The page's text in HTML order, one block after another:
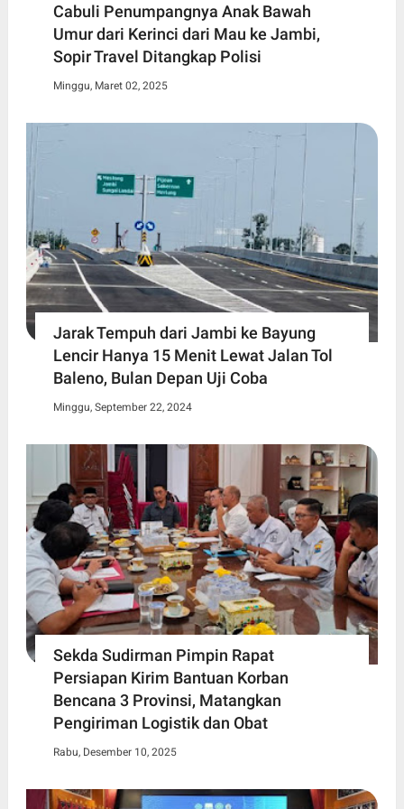
Cabuli Penumpangnya Anak Bawah
Umur dari Kerinci dari Mau ke Jambi,
Sopir Travel Ditangkap Polisi
Minggu, Maret 02, 2025
Jarak Tempuh dari Jambi ke Bayung
Lencir Hanya 15 Menit Lewat Jalan Tol
Baleno, Bulan Depan Uji Coba
Minggu, September 22, 2024
Sekda Sudirman Pimpin Rapat
Persiapan Kirim Bantuan Korban
Bencana 3 Provinsi, Matangkan
Pengiriman Logistik dan Obat
Rabu, Desember 10, 2025